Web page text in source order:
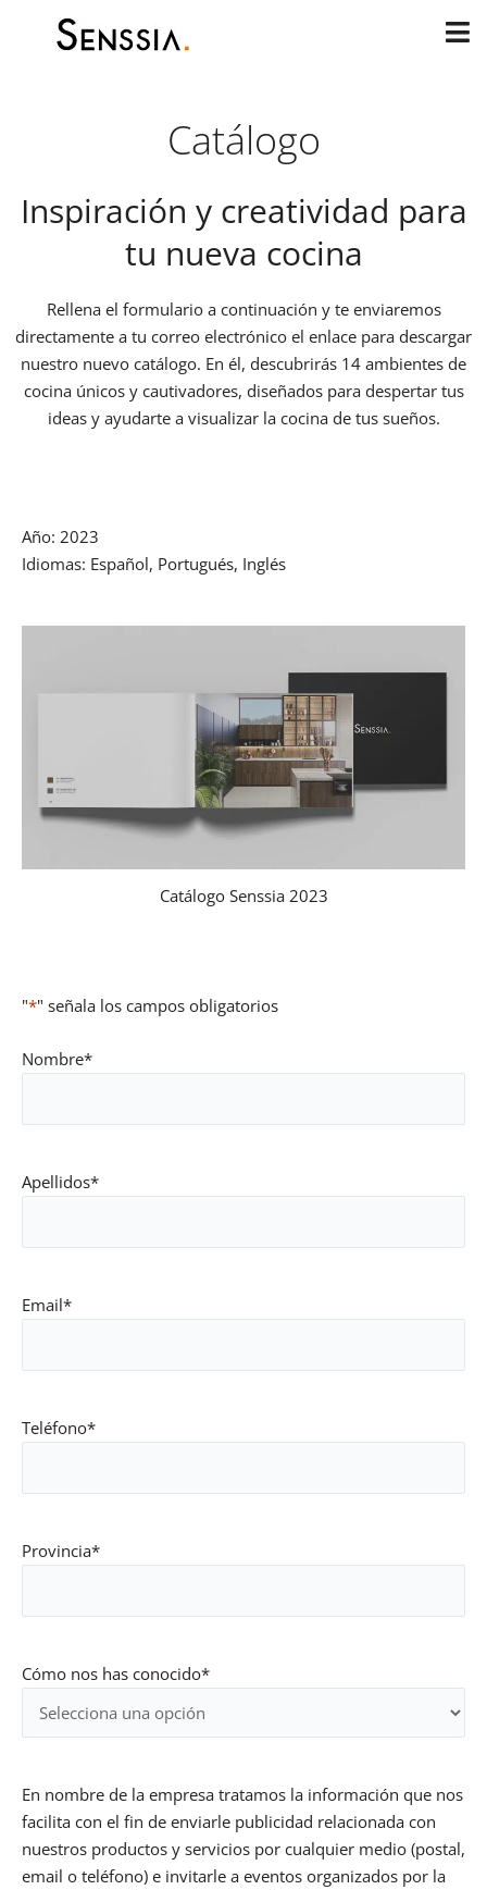
Catálogo
Inspiración y creatividad para
tu nueva cocina
Rellena el formulario a continuación y te enviaremos
directamente a tu correo electrónico el enlace para descargar
nuestro nuevo catálogo. En él, descubrirás 14 ambientes de
cocina únicos y cautivadores, diseñados para despertar tus
ideas y ayudarte a visualizar la cocina de tus sueños.
Año: 2023
Idiomas: Español, Portugués, Inglés
Catálogo Senssia 2023
"*" señala los campos obligatorios
Nombre*
Apellidos*
Email*
Teléfono*
Provincia*
Cómo nos has conocido*
Consentimiento*
En nombre de la empresa tratamos la información que nos
facilita con el fin de enviarle publicidad relacionada con
nuestros productos y servicios por cualquier medio (postal,
email o teléfono) e invitarle a eventos organizados por la